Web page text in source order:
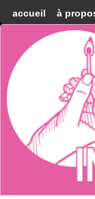
accueil à